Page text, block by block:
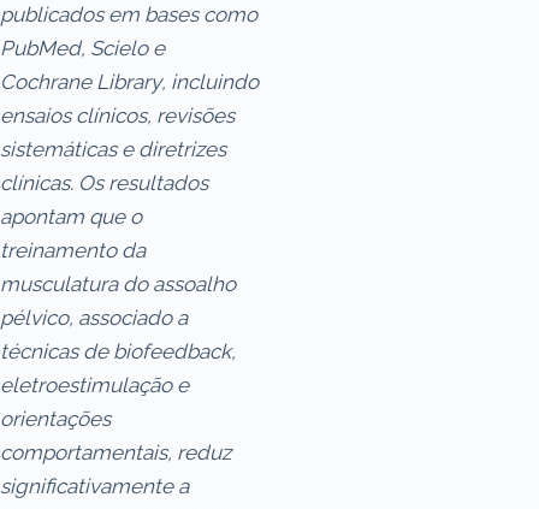
publicados em bases como
PubMed, Scieloe
Cochrane Library, incluindo
ensaios clínicos, revisões
sistemáticas e diretrizes
clínicas. Os resultados
apontam que o
treinamento da
musculatura do assoalho
pélvico, associado a
técnicas de biofeedback,
eletroestimulação e
orientações
comportamentais, reduz
significativamente a